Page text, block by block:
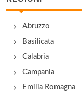
Abruzzo
Basilicata
Calabria
Campania
Emilia Romagna